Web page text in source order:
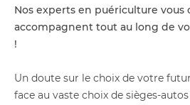
Nos experts en puériculture vous
accompagnent tout au long de
!
Un doute sur le choix de votre
face au vaste choix de sièges-